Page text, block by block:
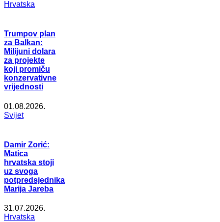
Hrvatska
Trumpov plan
za Balkan:
Milijuni dolara
za projekte
koji promiču
konzervativne
vrijednosti
01.08.2026.
Svijet
Damir Zorić:
Matica
hrvatska stoji
uz svoga
potpredsjednika
Marija Jareba
31.07.2026.
Hrvatska